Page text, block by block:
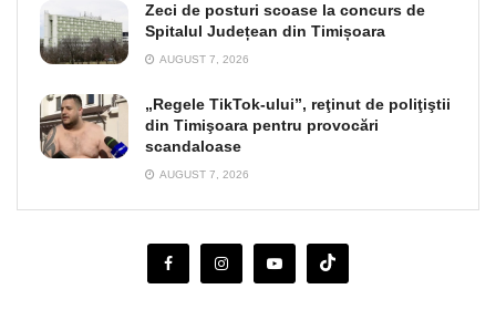
Zeci de posturi scoase la concurs de
Spitalul Județean din Timișoara
AUGUST 7, 2026
„Regele TikTok-ului”, reţinut de poliţiştii
din Timişoara pentru provocări
scandaloase
AUGUST 7, 2026